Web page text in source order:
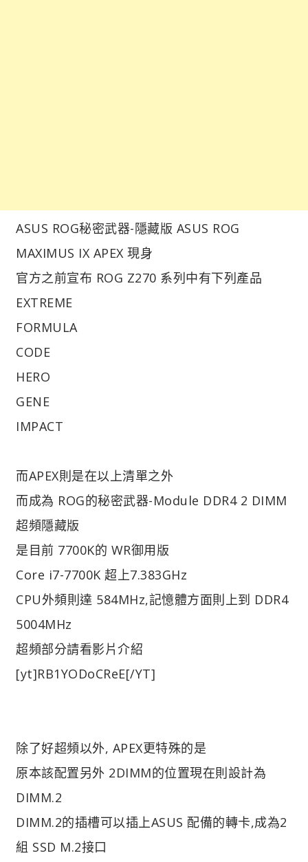
ASUS ROG秘密武器-隱藏版 ASUS ROG
MAXIMUS IX APEX 現身
官方之前宣布 ROG Z270 系列中有下列產品
EXTREME
FORMULA
CODE
HERO
GENE
IMPACT
而APEX則是在以上清單之外
而成為 ROG的秘密武器-Module DDR4 2 DIMM
超頻隱藏版
是目前 7700K的 WR御用版
Core i7-7700K 超上7.383GHz
CPU外頻則達 584MHz,記憶體方面則上到 DDR4
5004MHz
超頻部分請看影片介紹
[yt]RB1YODoCReE[/YT]
除了好超頻以外, APEX更特殊的是
原本該配置另外 2DIMM的位置現在則設計為
DIMM.2
DIMM.2的插槽可以插上ASUS 配備的轉卡,成為2
組 SSD M.2接口